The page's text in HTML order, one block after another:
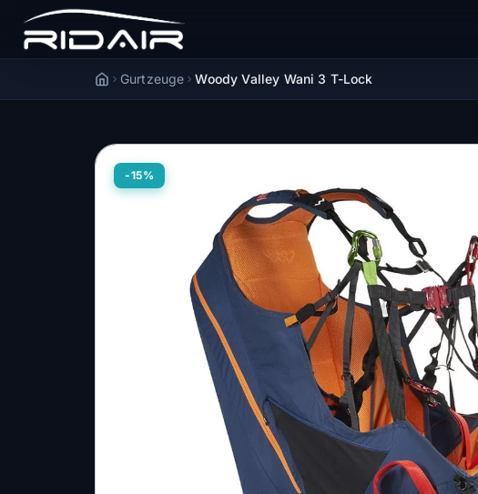
AccueilGurtzeuge Woody Valley Wani 3 T-Lock
-15%